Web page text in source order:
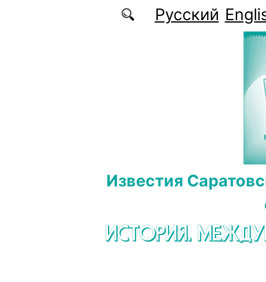
Перейти к основному содержаниюРусский
Известия
ИСТОРИЯ.